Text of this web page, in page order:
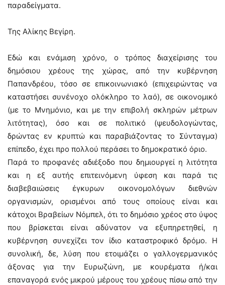
παραδείγματα.
Της Αλίκης Βεγίρη.
Εδώ και ενάμιση χρόνο, ο τρόπος διαχείρισης του
δημόσιου χρέους της χώρας, από την κυβέρνηση
Παπανδρέου, τόσο σε επικοινωνιακό (επιχειρώντας να
καταστήσει συνένοχο ολόκληρο το λαό), σε οικονομικό
(με το Μνημόνιο, και με την επιβολή σκληρών μέτρων
λιτότητας), όσο και σε πολιτικό (ψευδολογώντας,
δρώντας εν κρυπτώ και παραβιάζοντας το Σύνταγμα)
επίπεδο, έχει προ πολλού περάσει το δημοκρατικό όριο.
Παρά το προφανές αδιέξοδο που δημιουργεί η λιτότητα
και η εξ αυτής επιτεινόμενη ύφεση και παρά τις
διαβεβαιώσεις έγκυρων οικονομολόγων διεθνών
οργανισμών, ορισμένοι από τους οποίους είναι και
κάτοχοι Βραβείων Νόμπελ, ότι το δημόσιο χρέος στο ύψος
που βρίσκεται είναι αδύνατον να εξυπηρετηθεί, η
κυβέρνηση συνεχίζει τον ίδιο καταστροφικό δρόμο. Η
συνολική, δε, λύση που ετοιμάζει ο γαλλογερμανικός
άξονας για την Ευρωζώνη, με κουρέματα ή/και
επαναγορά ενός μικρού μέρους του χρέους πίσω από την